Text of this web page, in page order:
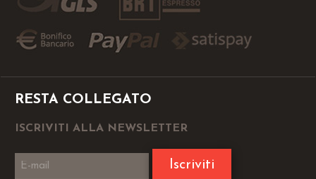
RESTA COLLEGATO
ISCRIVITI ALLA NEWSLETTER
Iscriviti